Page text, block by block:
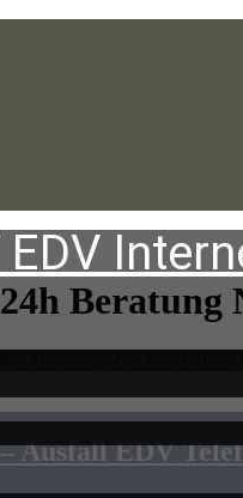
Beratung
Ausfall EDV